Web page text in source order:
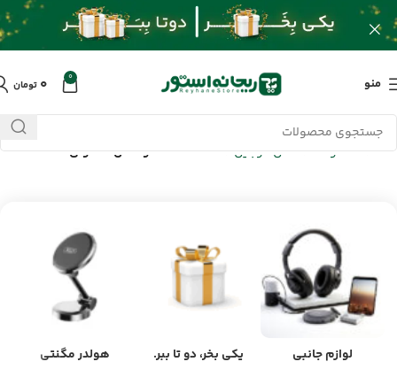
منو 0 ۰ تومان
خانه/محصولات/گلس موبایل/محافظ صفحه و گلس معمولی
لوازم جانبی
یکی بخر، دو تا ببر.
هولدر مگنتی